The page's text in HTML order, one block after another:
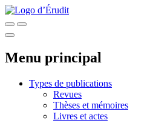
Menu principal
Types de publications
Revues
Thèses et mémoires
Livres et actes